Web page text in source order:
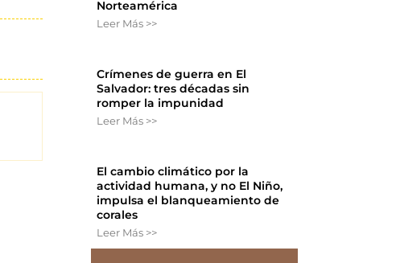
Norteamérica
Leer Más >>
Crímenes de guerra en El
Salvador: tres décadas sin
romper la impunidad
Leer Más >>
El cambio climático por la
actividad humana, y no El Niño,
impulsa el blanqueamiento de
corales
Leer Más >>